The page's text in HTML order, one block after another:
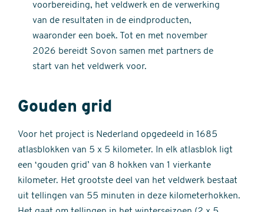
voorbereiding, het veldwerk en de verwerking
van de resultaten in de eindproducten,
waaronder een boek. Tot en met november
2026 bereidt Sovon samen met partners de
start van het veldwerk voor.
Gouden grid
Voor het project is Nederland opgedeeld in 1685
atlasblokken van 5 x 5 kilometer. In elk atlasblok ligt
een ‘gouden grid’ van 8 hokken van 1 vierkante
kilometer. Het grootste deel van het veldwerk bestaat
uit tellingen van 55 minuten in deze kilometerhokken.